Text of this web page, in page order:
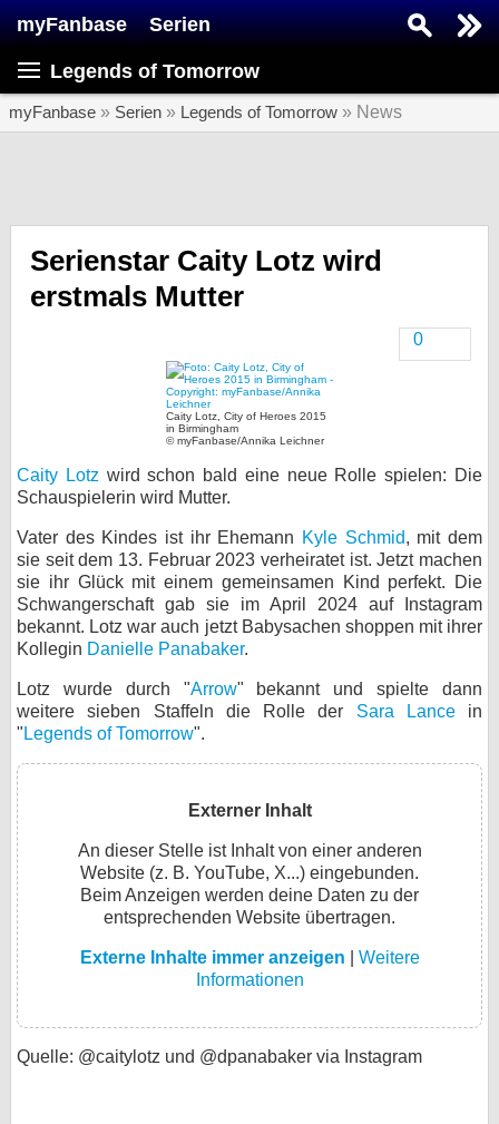
myFanbase Serien
Legends of Tomorrow
myFanbase » Serien » Legends of Tomorrow » News
Serienstar Caity Lotz wird
erstmals Mutter
0
Caity Lotz, City of Heroes 2015
in Birmingham
© myFanbase/Annika Leichner
Caity Lotz wird schon bald eine neue Rolle spielen: Die
Schauspielerin wird Mutter.
Vater des Kindes ist ihr Ehemann Kyle Schmid, mit dem
sie seit dem 13. Februar 2023 verheiratet ist. Jetzt machen
sie ihr Glück mit einem gemeinsamen Kind perfekt. Die
Schwangerschaft gab sie im April 2024 auf Instagram
bekannt. Lotz war auch jetzt Babysachen shoppen mit ihrer
Kollegin Danielle Panabaker.
Lotz wurde durch "Arrow" bekannt und spielte dann
weitere sieben Staffeln die Rolle der Sara Lancein
" Legends of Tomorrow".
Externer Inhalt
An dieser Stelle ist Inhalt von einer anderen
Website (z. B. YouTube, X...) eingebunden.
Beim Anzeigen werden deine Daten zu der
entsprechenden Website übertragen.
Externe Inhalte immer anzeigen
Weitere
Informationen
Quelle: @caitylotz und @dpanabaker via Instagram
Home
SERIEN
Veranstaltungen
Specials
SERVICE
Gewinnspiele
Forum
bei X
bei Facebook
Kontakt
Nutzungsbedingungen
Impressum
Desktop-Ansicht
myFanbase